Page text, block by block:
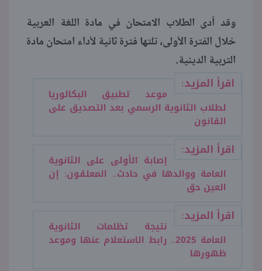
وقد أدى الطلاب الامتحان في مادة اللغة العربية
خلال الفترة الأولى، تلتها فترة ثانية لأداء امتحان مادة
التربية الدينية.
اقرأ المزيد:
موعد تطبيق البكالوريا
لطلاب الثانوية الرسمي بعد التصديق على
القانون
اقرأ المزيد:
إصابة الأولى على الثانوية
العامة ووالدها في حادث.. المعلقون: إن
العين حق
اقرأ المزيد:
نتيجة تظلمات الثانوية
العامة 2025.. رابط الاستعلام عنها وموعد
ظهورها